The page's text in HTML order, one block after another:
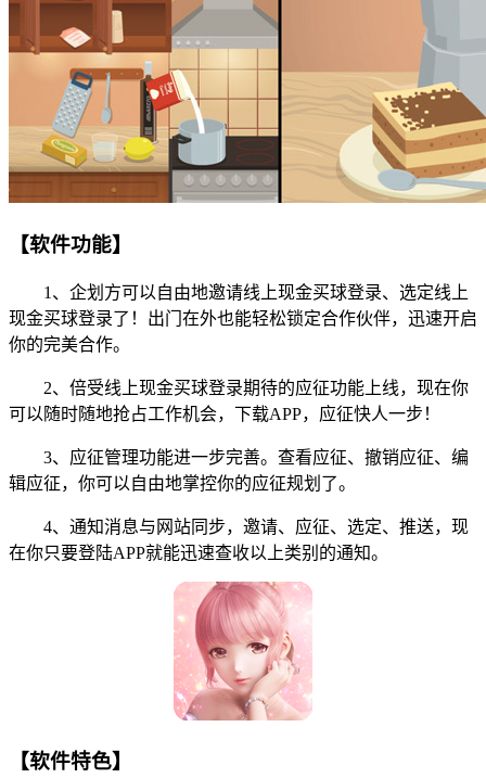
【软件功能】
1、企划方可以自由地邀请线上现金买球登录、选定线上
现金买球登录了！出门在外也能轻松锁定合作伙伴，迅速开启
你的完美合作。
2、倍受线上现金买球登录期待的应征功能上线，现在你
可以随时随地抢占工作机会，下载APP，应征快人一步！
3、应征管理功能进一步完善。查看应征、撤销应征、编
辑应征，你可以自由地掌控你的应征规划了。
4、通知消息与网站同步，邀请、应征、选定、推送，现
在你只要登陆APP就能迅速查收以上类别的通知。
【软件特色】